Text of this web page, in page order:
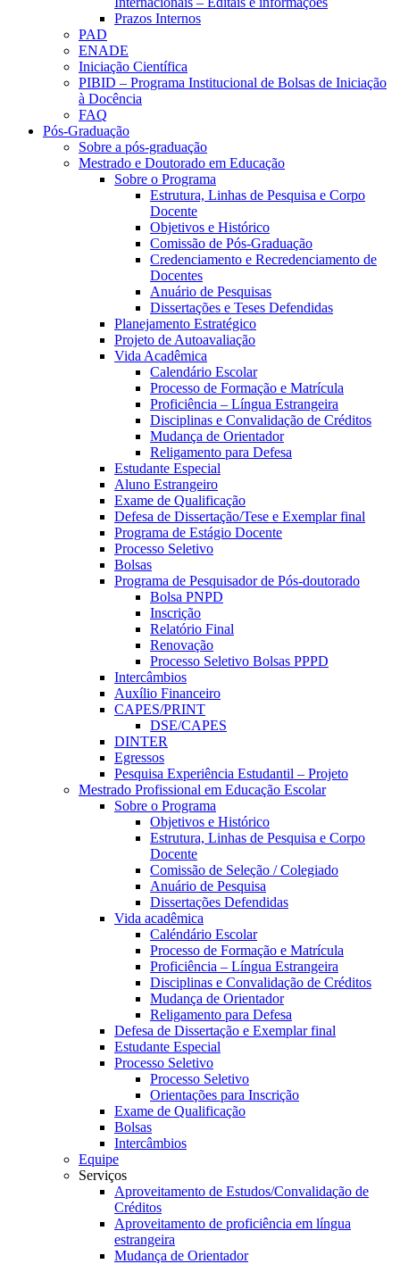
Prazos Internos
PAD
ENADE
Iniciação Científica
PIBID – Programa Institucional de Bolsas de Iniciação
à Docência
FAQ
Pós-Graduação
Sobre a pós-graduação
Mestrado e Doutorado em Educação
Sobre o Programa
Estrutura, Linhas de Pesquisa e Corpo
Docente
Objetivos e Histórico
Comissão de Pós-Graduação
Credenciamento e Recredenciamento de
Docentes
Anuário de Pesquisas
Dissertações e Teses Defendidas
Planejamento Estratégico
Projeto de Autoavaliação
Vida Acadêmica
Calendário Escolar
Processo de Formação e Matrícula
Proficiência – Língua Estrangeira
Disciplinas e Convalidação de Créditos
Mudança de Orientador
Religamento para Defesa
Estudante Especial
Aluno Estrangeiro
Exame de Qualificação
Defesa de Dissertação/Tese e Exemplar final
Programa de Estágio Docente
Processo Seletivo
Bolsas
Programa de Pesquisador de Pós-doutorado
Bolsa PNPD
Inscrição
Relatório Final
Renovação
Processo Seletivo Bolsas PPPD
Intercâmbios
Auxílio Financeiro
CAPES/PRINT
DSE/CAPES
DINTER
Egressos
Pesquisa Experiência Estudantil – Projeto
Mestrado Profissional em Educação Escolar
Sobre o Programa
Objetivos e Histórico
Estrutura, Linhas de Pesquisa e Corpo
Docente
Comissão de Seleção / Colegiado
Anuário de Pesquisa
Dissertações Defendidas
Vida acadêmica
Caléndário Escolar
Processo de Formação e Matrícula
Proficiência – Língua Estrangeira
Disciplinas e Convalidação de Créditos
Mudança de Orientador
Religamento para Defesa
Defesa de Dissertação e Exemplar final
Estudante Especial
Processo Seletivo
Processo Seletivo
Orientações para Inscrição
Exame de Qualificação
Bolsas
Intercâmbios
Equipe
Serviços
Aproveitamento de Estudos/Convalidação de
Créditos
Aproveitamento de proficiência em língua
estrangeira
Mudança de Orientador